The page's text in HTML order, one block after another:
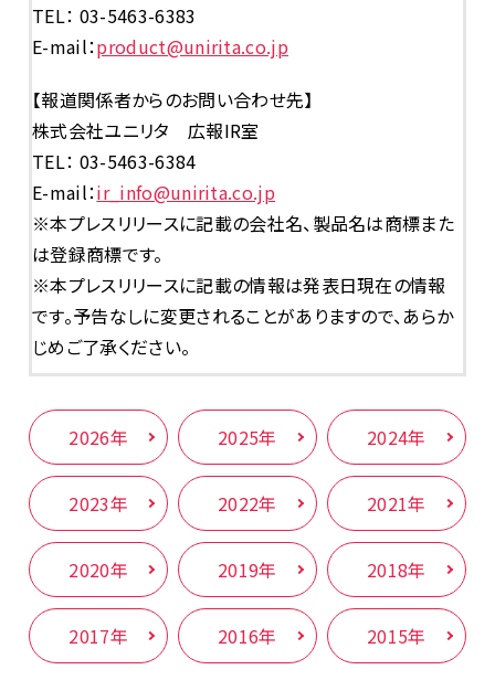
TEL： 03-5463-6383
E-mail：product@unirita.co.jp
【報道関係者からのお問い合わせ先】
株式会社ユニリタ 広報IR室
TEL： 03-5463-6384
E-mail：ir_info@unirita.co.jp
※本プレスリリースに記載の会社名、製品名は商標また
は登録商標です。
※本プレスリリースに記載の情報は発表日現在の情報
です。予告なしに変更されることがありますので、あらか
じめご了承ください。
2026年 2025年 2024年
2023年 2022年 2021年
2020年 2019年 2018年
2017年 2016年 2015年